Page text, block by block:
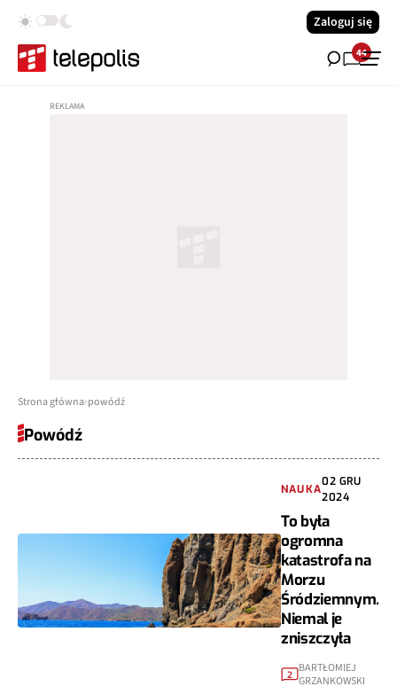
Zaloguj się
44
Strona główna powódź
Powódź
NAUKA
02 GRU
2024
To była
ogromna
katastrofa na
Morzu
Śródziemnym.
Niemal je
zniszczyła
2
BARTŁOMIEJ
GRZANKOWSKI